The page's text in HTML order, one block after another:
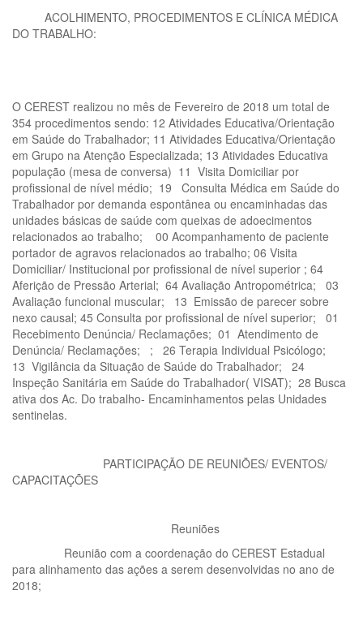
ACOLHIMENTO, PROCEDIMENTOS E CLÍNICA MÉDICA
DO TRABALHO:
O CEREST realizou no mês de Fevereiro de 2018 um total de
354 procedimentos sendo: 12 Atividades Educativa/Orientação
em Saúde do Trabalhador; 11 Atividades Educativa/Orientação
em Grupo na Atenção Especializada; 13 Atividades Educativa
população (mesa de conversa) 11 Visita Domiciliar por
profissional de nível médio; 19 Consulta Médica em Saúde do
Trabalhador por demanda espontânea ou encaminhadas das
unidades básicas de saúde com queixas de adoecimentos
relacionados ao trabalho; 00 Acompanhamento de paciente
portador de agravos relacionados ao trabalho; 06 Visita
Domiciliar/ Institucional por profissional de nível superior ; 64
Aferição de Pressão Arterial; 64 Avaliação Antropométrica; 03
Avaliação funcional muscular; 13 Emissão de parecer sobre
nexo causal; 45 Consulta por profissional de nível superior; 01
Recebimento Denúncia/ Reclamações; 01 Atendimento de
Denúncia/ Reclamações; ; 26 Terapia Individual Psicólogo;
13 Vigilância da Situação de Saúde do Trabalhador; 24
Inspeção Sanitária em Saúde do Trabalhador( VISAT); 28 Busca
ativa dos Ac. Do trabalho- Encaminhamentos pelas Unidades
sentinelas.
PARTICIPAÇÃO DE REUNIÕES/ EVENTOS/
CAPACITAÇÕES
Reuniões
Reunião com a coordenação do CEREST Estadual
para alinhamento das ações a serem desenvolvidas no ano de
2018;